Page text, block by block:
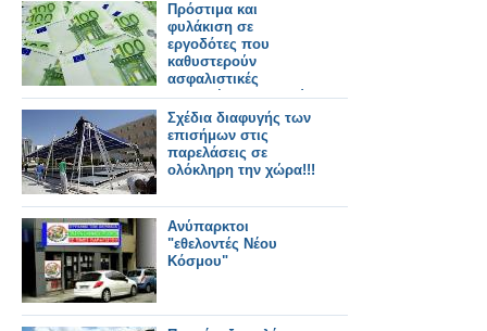
Πρόστιμα και
φυλάκιση σε
εργοδότες που
καθυστερούν
ασφαλιστικές
εισφορές και μισθούς
Σχέδια διαφυγής των
επισήμων στις
παρελάσεις σε
ολόκληρη την χώρα!!!
Ανύπαρκτοι
"εθελοντές Νέου
Κόσμου"